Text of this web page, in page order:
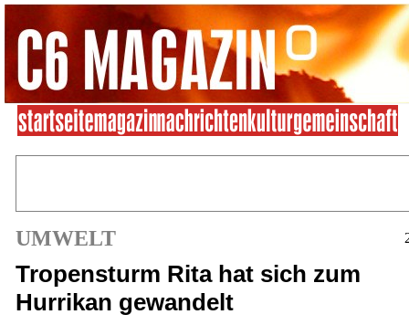
UMWELT
Tropensturm Rita hat sich zum
Hurrikan gewandelt